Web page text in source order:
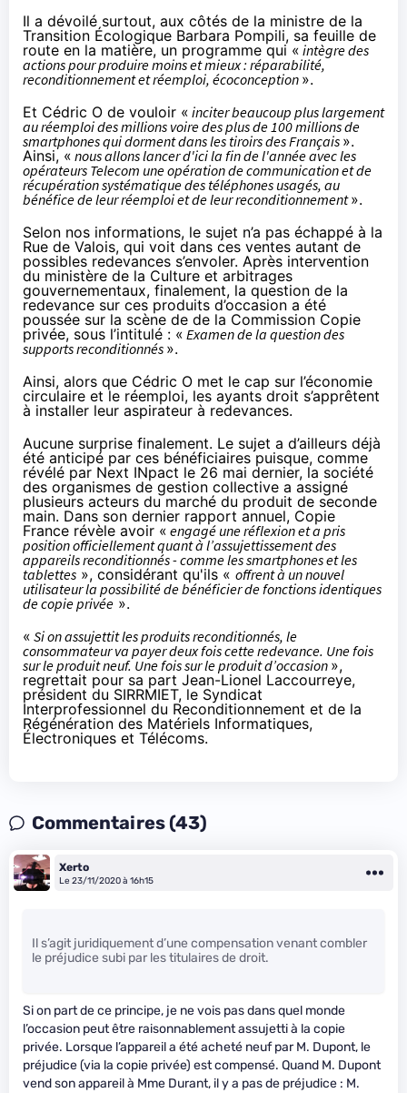
Il a dévoilé surtout, aux côtés de la ministre de la
Transition Écologique Barbara Pompili, sa feuille de
route en la matière, un programme qui « intègre des
actions pour produire moins et mieux : réparabilité,
reconditionnement et réemploi, écoconception ».
Et Cédric O de vouloir « inciter beaucoup plus largement
au réemploi des millions voire des plus de 100 millions de
smartphones qui dorment dans les tiroirs des Français ».
Ainsi, « nous allons lancer d'ici la fin de l'année avec les
opérateurs Telecom une opération de communication et de
récupération systématique des téléphones usagés, au
bénéfice de leur réemploi et de leur reconditionnement».
Selon nos informations, le sujet n’a pas échappé à la
Rue de Valois, qui voit dans ces ventes autant de
possibles redevances s’envoler. Après intervention
du ministère de la Culture et arbitrages
gouvernementaux, finalement, la question de la
redevance sur ces produits d’occasion a été
poussée sur la scène de de la Commission Copie
privée, sous l’intitulé : « Examen de la question des
supports reconditionnés ».
Ainsi, alors que Cédric O met le cap sur l’économie
circulaire et le réemploi, les ayants droit s’apprêtent
à installer leur aspirateur à redevances.
Aucune surprise finalement. Le sujet a d’ailleurs déjà
été anticipé par ces bénéficiaires puisque, comme
révélé par Next INpact le 26 mai dernier, la société
des organismes de gestion collective a assigné
plusieurs acteurs du marché du produit de seconde
main. Dans son dernier rapport annuel, Copie
France révèle avoir « engagé une réflexion et a pris
position officiellement quant à l’assujettissement des
appareils reconditionnés - comme les smartphones et les
tablettes », considérant qu'ils « offrent à un nouvel
utilisateur la possibilité de bénéficier de fonctions identiques
de copie privée ».
« Si on assujettit les produits reconditionnés, le
consommateur va payer deux fois cette redevance. Une fois
sur le produit neuf. Une fois sur le produit d’occasion »,
regrettait pour sa part Jean-Lionel Laccourreye,
président du SIRRMIET, le Syndicat
Interprofessionnel du Reconditionnement et de la
Régénération des Matériels Informatiques,
Électroniques et Télécoms.
Commentaires (43)
Xerto
Le 23/11/2020 à 16h15
Il s’agit juridiquement d’une compensation venant combler
le préjudice subi par les titulaires de droit.
Si on part de ce principe, je ne vois pas dans quel monde
l’occasion peut être raisonnablement assujetti à la copie
privée. Lorsque l’appareil a été acheté neuf par M. Dupont, le
préjudice (via la copie privée) est compensé. Quand M. Dupont
vend son appareil à Mme Durant, il y a pas de préjudice : M.